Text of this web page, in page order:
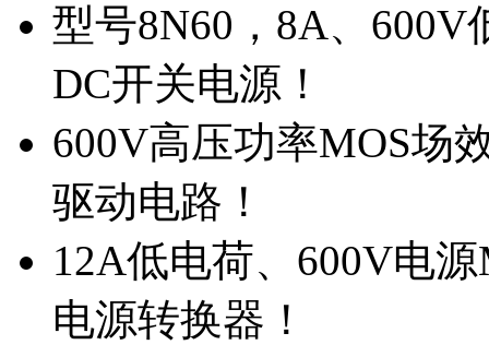
型号8N60，8A、
DC开关电源！
600V高压功率MOS场
驱动电路！
12A低电荷、600V电
电源转换器！